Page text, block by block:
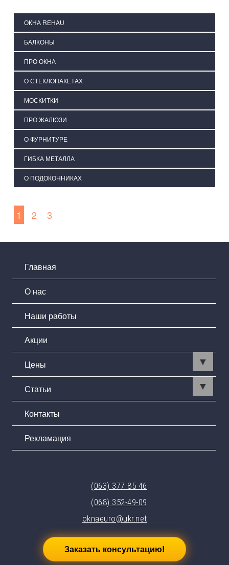
ОКНА REHAU
БАЛКОНЫ
ПРО ОКНА
О СТЕКЛОПАКЕТАХ
МОСКИТКИ
ПРО ЖАЛЮЗИ
О ФУРНИТУРЕ
ГИБКА МЕТАЛЛА
О ПОДОКОННИКАХ
1 2 3
Главная
О нас
Наши работы
Акции
Цены
Статьи
Контакты
Рекламация
Заказать консультацию!
(063) 377-85-46
(068) 352-49-09
oknaeuro@ukr.net